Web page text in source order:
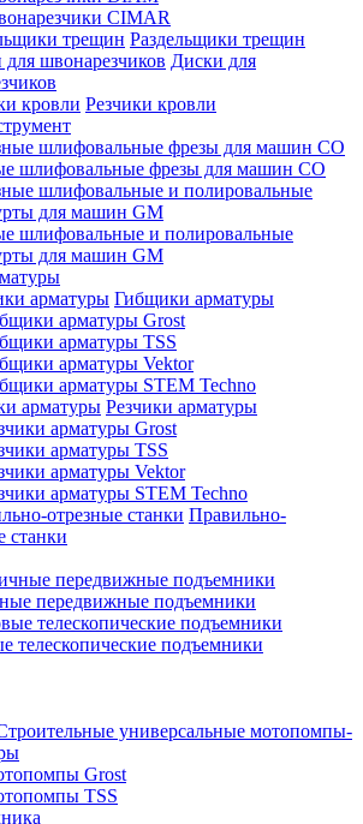
CIMAR
Раздельщики трещин
Диски для
Резчики кровли
шлифовальные фрезы для машин СО
шлифовальные и полировальные
для машин GM
Гибщики арматуры
арматуры Grost
арматуры TSS
арматуры Vektor
арматуры STEM Techno
Резчики арматуры
арматуры Grost
арматуры TSS
арматуры Vektor
арматуры STEM Techno
Правильно-
станки
передвижные подъемники
телескопические подъемники
универсальные мотопомпы-
Grost
TSS